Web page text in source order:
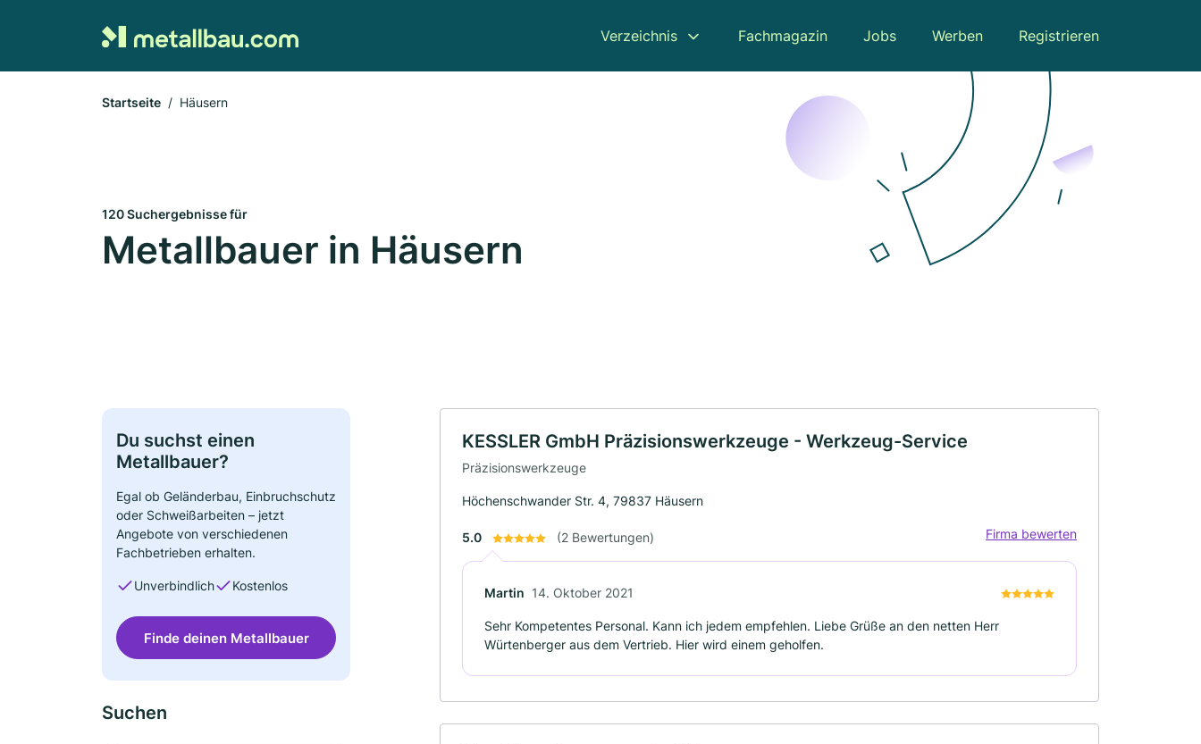
Verzeichnis Fachmagazin Jobs Werben Registrieren
Startseite Häusern
120 Suchergebnisse für
Metallbauer in Häusern
Du suchst einen
Metallbauer?
Egal ob Geländerbau, Einbruchschutz
oder Schweißarbeiten – jetzt
Angebote von verschiedenen
Fachbetrieben erhalten.
Unverbindlich Kostenlos
Finde deinen Metallbauer
Suchen
KESSLER GmbH Präzisionswerkzeuge - Werkzeug-Service
Präzisionswerkzeuge
Höchenschwander Str. 4, 79837 Häusern
5.0 (2 Bewertungen) Firma bewerten
Martin 14. Oktober 2021
Sehr Kompetentes Personal. Kann ich jedem empfehlen. Liebe Grüße an den netten Herr
Würtenberger aus dem Vertrieb. Hier wird einem geholfen.